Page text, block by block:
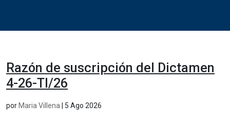
Razón de suscripción del Dictamen
4-26-TI/26
por Maria Villena 5 Ago 2026